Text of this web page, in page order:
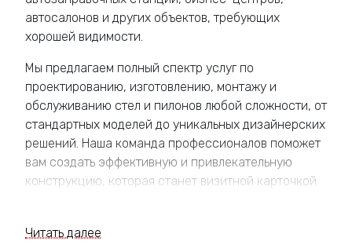
автосалонов и других объектов, требующих
хорошей видимости.
Мы предлагаем полный спектр услуг по
проектированию, изготовлению, монтажу и
обслуживанию стел и пилонов любой сложности, от
стандартных моделей до уникальных дизайнерских
решений. Наша команда профессионалов поможет
вам создать эффективную и привлекательную
конструкцию, которая станет визитной карточкой
Читать далее